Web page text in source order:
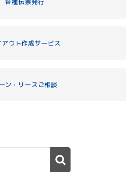
各種伝票発行
アウト作成サービス
ン・リースご相談